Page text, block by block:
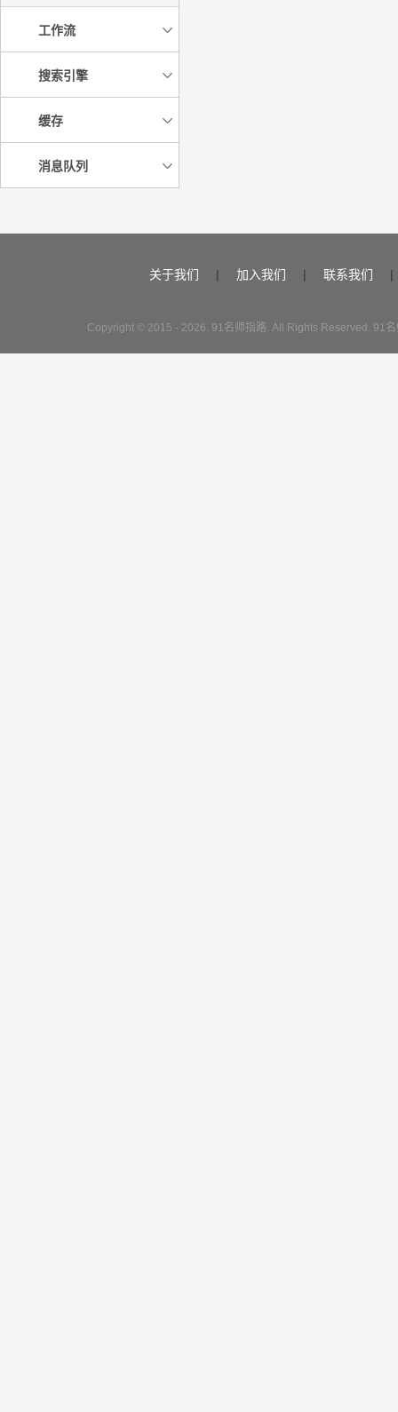
工作流
搜索引擎
缓存
消息队列
关于我们 | 加入我们 | 联系我们 |
Copyright © 2015 - 2026. 91名师指路. All Rights Reserved. 91